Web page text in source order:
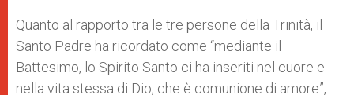
Quanto al rapporto tra le tre persone della Trinità, il
Santo Padre ha ricordato come “mediante il
Battesimo, lo Spirito Santo ci ha inseriti nel cuore e
nella vita stessa di Dio, che è comunione di amore”,